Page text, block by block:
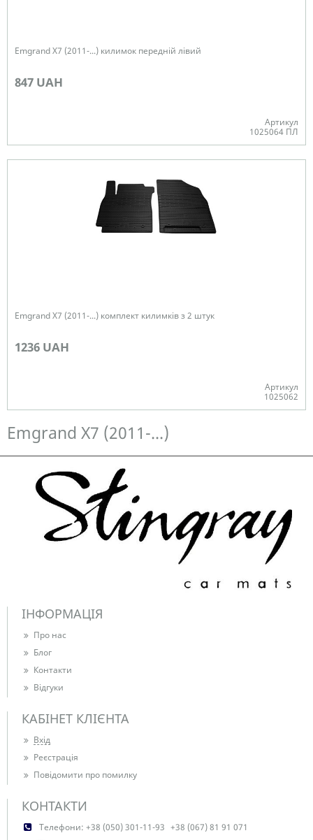
Emgrand X7 (2011-...) килимок передній лівий
847 UAH
Артикул
1025064 ПЛ
Emgrand X7 (2011-...) комплект килимків з 2 штук
1236 UAH
Артикул
1025062
Emgrand X7 (2011-...)
ІНФОРМАЦІЯ
Про нас
Блог
Контакти
Відгуки
КАБІНЕТ КЛІЄНТА
Вхід
Реєстрація
Повідомити про помилку
КОНТАКТИ
Телефони: +38 (050) 301-11-93 +38 (067) 81 91 071